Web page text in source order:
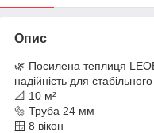
Опис
🌿 Посилена теплиця
надійність для
📐 10 м²
🔩 Труба 24 мм
🪟 8 вікон